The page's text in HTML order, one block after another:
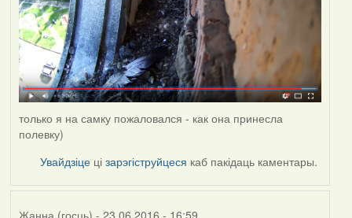
только я на самку пожаловался - как она принесла
полевку)
Увайдзіце цізарэгіструйцеся каб пакідаць каментары.